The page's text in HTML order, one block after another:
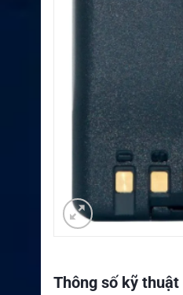
Thông số kỹ thuật